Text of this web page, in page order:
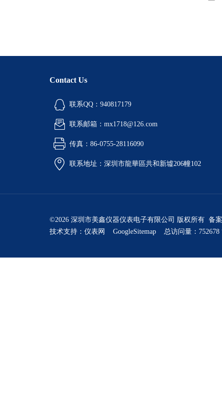
Contact Us
联系QQ：940817179
联系邮箱：mx1718@126.com
传真：86-0755-28116090
联系地址：深圳市龍華區共和新墟206幢102
©2026 深圳市美鑫仪器仪表电子有限公司 版权所有 备
技术支持： 仪表网 GoogleSitemap 总访问量：752678